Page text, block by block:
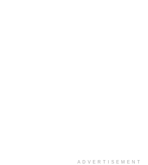
ADVERTISEMENT